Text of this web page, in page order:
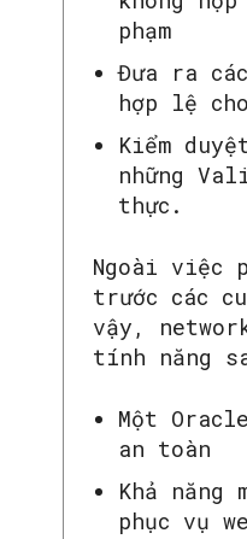
phạm
Đưa ra
hợp lệ
Kiểm
những
thực.
Ngoài việc
trước các
vậy,
tính năng
Một
an toàn
Khả năng
phục vụ